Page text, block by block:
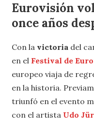
Eurovisión
once años
Con la victoria del
en el Festival de
europeo viaja de
en la historia.
triunfó en el evento
con el artista Udo